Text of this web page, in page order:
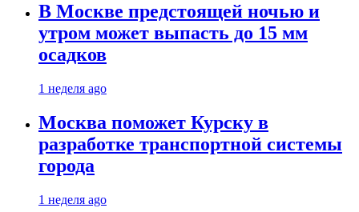
В Москве предстоящей ночью и
утром может выпасть до 15 мм
осадков
1 неделя ago
Москва поможет Курску в
разработке транспортной системы
города
1 неделя ago